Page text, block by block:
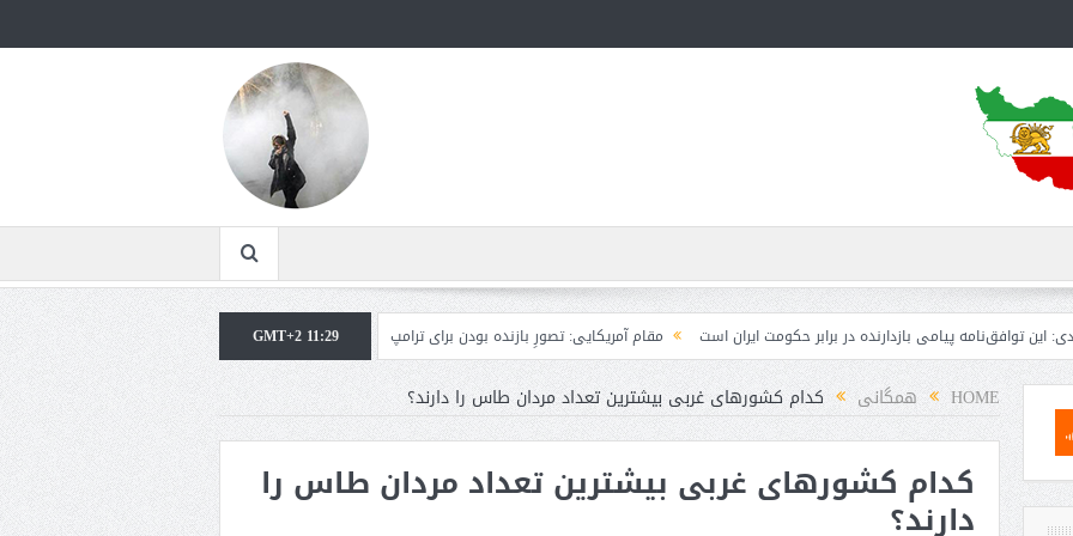
پیامی بازدارنده در برابر حکومت ایران است مقام آمریکایی: تصورِ بازنده بودن برای ترامپ غیرقابل‌تحمل است+فیلم: تحلیل
مقامات آمریکایی: برخی گزارش‌ها GMT+2 11:29
HOME همگانی کدام کشورهای غربی بیشترین تعداد مردان طاس را دارند؟
کدام کشورهای غربی بیشترین تعداد مردان طاس را
دارند؟